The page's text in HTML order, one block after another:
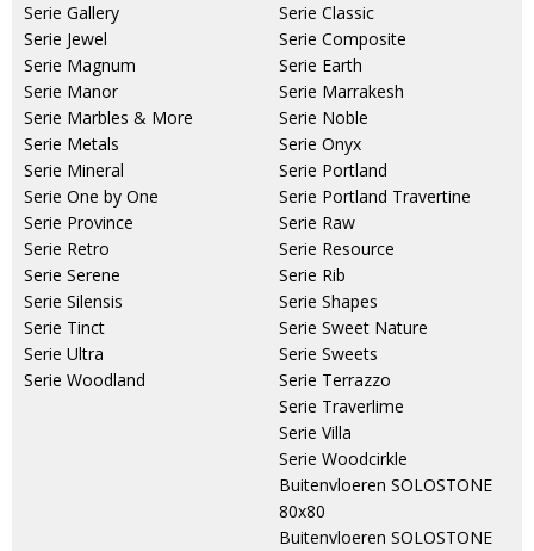
Serie Gallery
Serie Jewel
Serie Magnum
Serie Manor
Serie Marbles & More
Serie Metals
Serie Mineral
Serie One by One
Serie Province
Serie Retro
Serie Serene
Serie Silensis
Serie Tinct
Serie Ultra
Serie Woodland
Serie Classic
Serie Composite
Serie Earth
Serie Marrakesh
Serie Noble
Serie Onyx
Serie Portland
Serie Portland Travertine
Serie Raw
Serie Resource
Serie Rib
Serie Shapes
Serie Sweet Nature
Serie Sweets
Serie Terrazzo
Serie Traverlime
Serie Villa
Serie Woodcirkle
Buitenvloeren SOLOSTONE
80x80
Buitenvloeren SOLOSTONE